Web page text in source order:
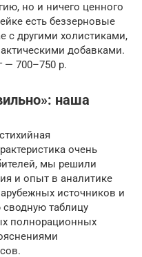
но и ничего ценного
есть беззерновые
с другими холистиками,
добавками.
— 700–750 р.
наша
очень
мы решили
и опыт в аналитике
источников и
таблицу
полнорационных